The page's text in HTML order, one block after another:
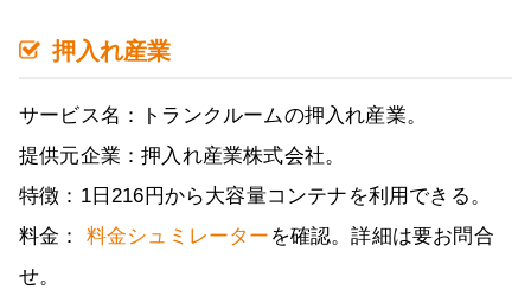
押入れ産業
サービス名：トランクルームの押入れ産業。
提供元企業：押入れ産業株式会社。
特徴：1日216円から大容量コンテナを利用できる。
料金： 料金シュミレーター を確認。詳細は要お問合
せ。